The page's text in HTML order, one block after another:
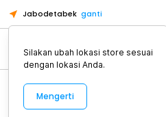
Jabodetabek ganti
Alat Kopi
Silakan ubah lokasi store sesuai
dengan lokasi Anda.
Mengerti